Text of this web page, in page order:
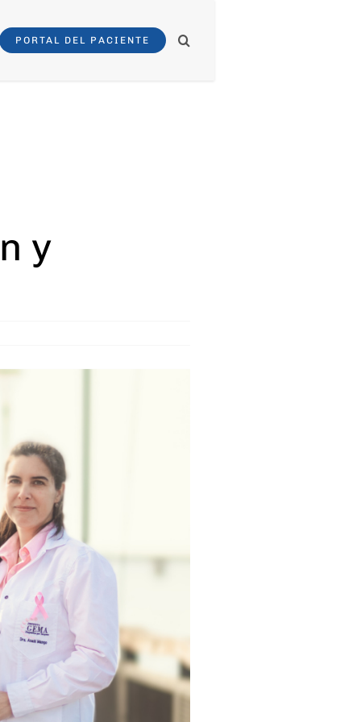
PORTAL DEL PACIENTE
y